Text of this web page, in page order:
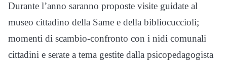
Durante l’anno saranno proposte visite guidate al
museo cittadino della Same e della bibliocuccioli;
momenti di scambio-confronto con i nidi comunali
cittadini e serate a tema gestite dalla psicopedagogista